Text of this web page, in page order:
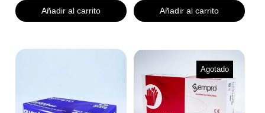
Añadir al carrito Añadir al carrito
Agotado